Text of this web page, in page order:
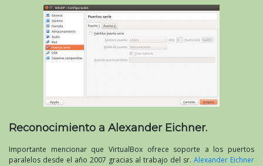
Reconocimiento a Alexander Eichner.
Importante mencionar que VirtualBox ofrece soporte a los puertos
paralelos desde el año 2007 gracias al trabajo del sr. Alexander Eichner